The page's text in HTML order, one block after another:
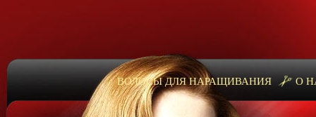
ВОЛОСЫ ДЛЯ НАРАЩИВАНИЯ О